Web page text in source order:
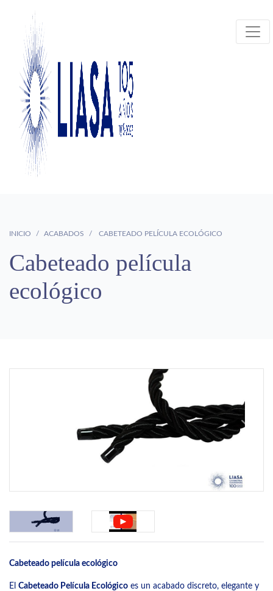
INICIO ACABADOS CABETEADO PELÍCULA ECOLÓGICO
Cabeteado película
ecológico
Cabeteado película ecológico
El Cabeteado Película Ecológico es un acabado discreto, elegante y